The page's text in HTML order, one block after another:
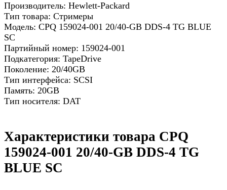
Производитель: Hewlett-Packard
Тип товара: Стримеры
Модель: CPQ 159024-001 20/40-GB DDS-4 TG BLUE
SC
Партийный номер: 159024-001
Подкатегория: TapeDrive
Поколение: 20/40GB
Тип интерфейса: SCSI
Память: 20GB
Тип носителя: DAT
Характеристики товара CPQ
159024-001 20/40-GB DDS-4 TG
BLUE SC